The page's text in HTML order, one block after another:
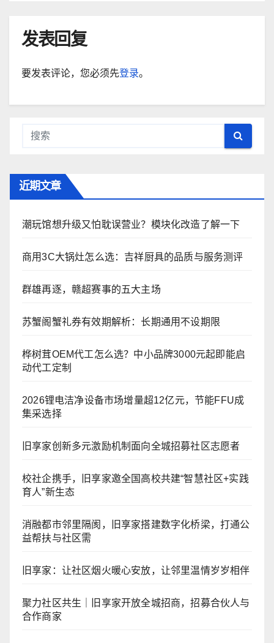
发表回复
要发表评论，您必须先登录。
近期文章
潮玩馆想升级又怕耽误营业？模块化改造了解一下
商用3C大锅灶怎么选：吉祥厨具的品质与服务测评
群雄再逐，赣超赛事的五大主场
苏蟹阁蟹礼券有效期解析：长期通用不设期限
桦树茸OEM代工怎么选？中小品牌3000元起即能启
动代工定制
2026锂电洁净设备市场增量超12亿元，节能FFU成
集采选择
旧享家创新多元激励机制面向全城招募社区志愿者
校社企携手，旧享家邀全国高校共建“智慧社区+实践
育人”新生态
消融都市邻里隔阂，旧享家搭建数字化桥梁，打通公
益帮扶与社区需
旧享家：让社区烟火暖心安放，让邻里温情岁岁相伴
聚力社区共生｜旧享家开放全城招商，招募合伙人与
合作商家